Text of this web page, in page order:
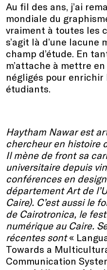
Au fil des ans, j’ai
mondiale du
vraiment à toutes les
s’agit là d’une lacune
champ d’étude. En
m’attache à mettre
négligés pour enrichir
étudiants.
Haytham Nawar est
chercheur en histoire
Il mène de front sa
universitaire depuis
conférences en
département Art de
Caire). C’est aussi le
de Cairotronica, le
numérique au Caire.
récentes sont«
Towards a
Communication